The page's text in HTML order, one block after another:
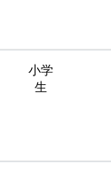
小学
生